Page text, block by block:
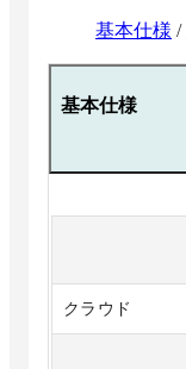
基本仕様 /
基本仕様
クラウド